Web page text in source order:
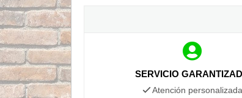
SERVICIO
Atención personalizada